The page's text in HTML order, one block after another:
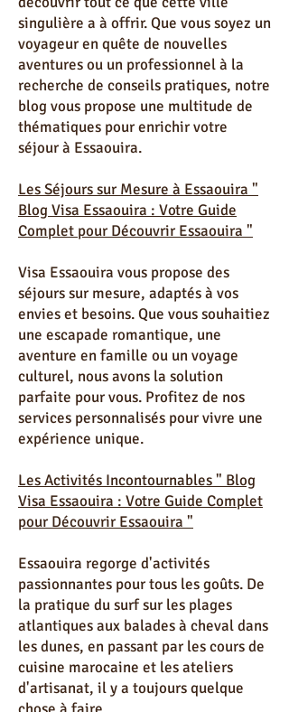
Bienvenue sur le Blog Visa Essaouira,
votre portail incontournable pour
découvrir tout ce que cette ville
singulière a à offrir. Que vous soyez un
voyageur en quête de nouvelles
aventures ou un professionnel à la
recherche de conseils pratiques, notre
blog vous propose une multitude de
séjour à Essaouira.
Les Séjours sur Mesure à Essaouira "
Complet pour Découvrir Essaouira "
Visa Essaouira vous propose des
séjours sur mesure, adaptés à vos
envies et besoins. Que vous souhaitiez
une escapade romantique, une
aventure en famille ou un voyage
culturel, nous avons la solution
parfaite pour vous. Profitez de nos
expérience unique.
Les Activités Incontournables " Blog
pour Découvrir Essaouira "
Essaouira regorge d'activités
passionnantes pour tous les goûts. De
la pratique du surf sur les plages
atlantiques aux balades à cheval dans
les dunes, en passant par les cours de